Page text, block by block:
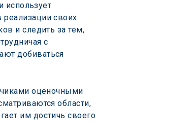
использует
своих
и следить за тем,
с
добиваться
оценочными
области,
им достичь своего